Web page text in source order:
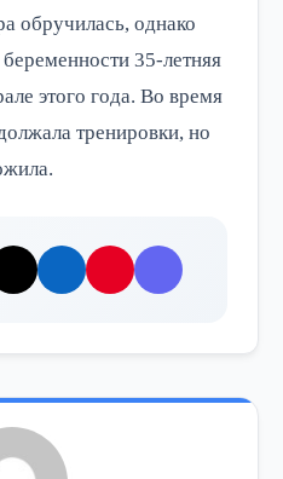
обручилась, однако
35-летняя
этого года. Во время
тренировки, но